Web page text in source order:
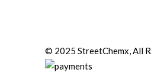
© 2025 StreetChemx, All